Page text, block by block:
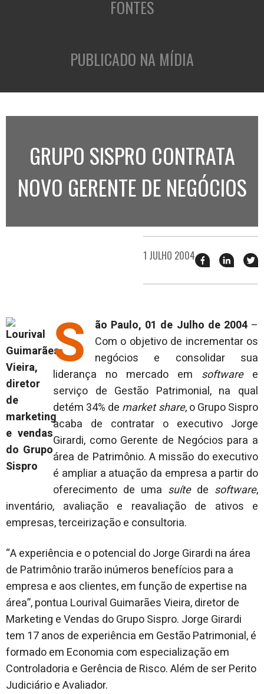
FONTES
PUBLICADO NA MÍDIA
GRUPO SISPRO CONTRATA
NOVO GERENTE DE NEGÓCIOS
1 JULHO 2004 Compartilhar
esse
no
esse
no
S ão Paulo, 01 de Julho de 2004–
Com o objetivo de incrementar os
negócios e consolidar sua
liderança no mercado em softwaree
serviço de Gestão Patrimonial, na qual
detém 34% de market share, o Grupo Sispro
acaba de contratar o executivo Jorge
Girardi, como Gerente de Negócios para a
área de Patrimônio. A missão do executivo
é ampliar a atuação da empresa a partir do
oferecimento de uma suítede software,
inventário, avaliação e reavaliação de ativos e
empresas, terceirização e consultoria.
“A experiência e o potencial do Jorge Girardi na área
de Patrimônio trarão inúmeros benefícios para a
empresa e aos clientes, em função de expertise na
área”, pontua Lourival Guimarães Vieira, diretor de
Marketing e Vendas do Grupo Sispro. Jorge Girardi
tem 17 anos de experiência em Gestão Patrimonial, é
formado em Economia com especialização em
Controladoria e Gerência de Risco. Além de ser Perito
Judiciário e Avaliador.